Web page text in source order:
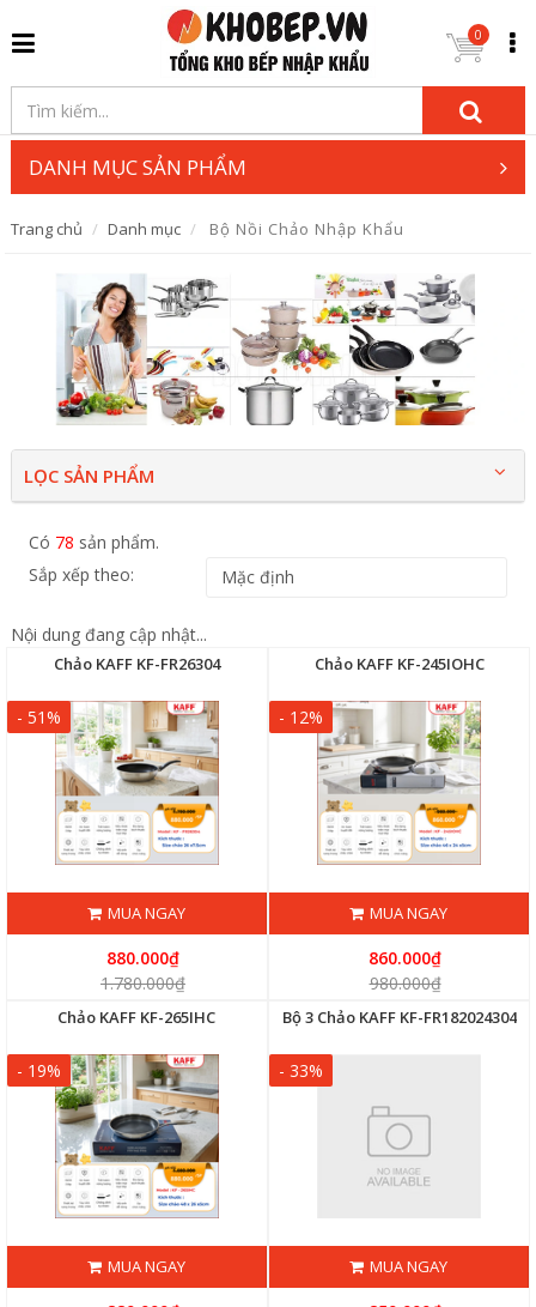
0
DANH MỤC SẢN PHẨM
Trang chủ Danh mục Bộ Nồi Chảo Nhập Khẩu
LỌC SẢN PHẨM
Có 78 sản phẩm.
Sắp xếp theo:
Nội dung đang cập nhật...
Chảo KAFF KF-FR26304
- 51%
MUA NGAY
880.000₫
1.780.000₫
Chảo KAFF KF-245IOHC
- 12%
MUA NGAY
860.000₫
980.000₫
Chảo KAFF KF-265IHC
- 19%
MUA NGAY
Bộ 3 Chảo KAFF KF-FR182024304
- 33%
MUA NGAY